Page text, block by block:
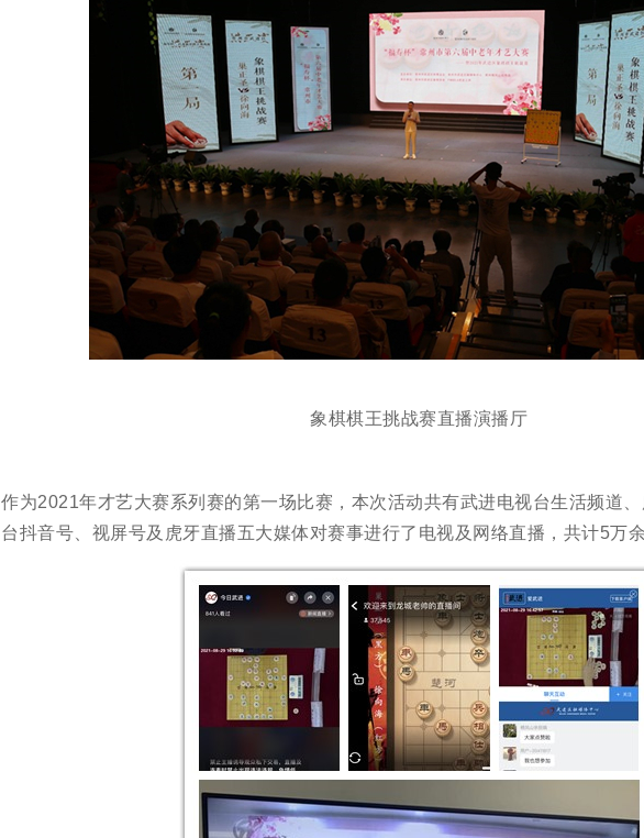
象棋棋王挑战赛直播演播厅
作为2021年才艺大赛系列赛的第一场比赛，本次活动共有武进电视台生活频道
台抖音号、视屏号及虎牙直播五大媒体对赛事进行了电视及网络直播，共计5万